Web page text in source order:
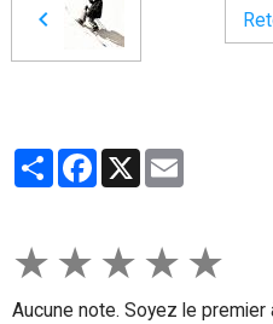
PartagerFacebook
X
★ ★ ★ ★ ★
Aucune note. Soyez le premier